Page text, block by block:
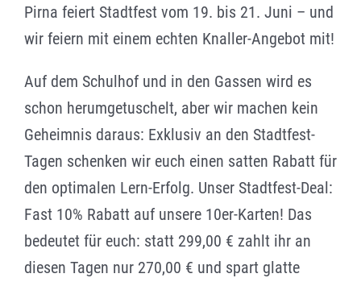
Pirna feiert Stadtfest vom 19. bis 21. Juni – und
wir feiern mit einem echten Knaller-Angebot mit!
Auf dem Schulhof und in den Gassen wird es
schon herumgetuschelt, aber wir machen kein
Geheimnis daraus: Exklusiv an den Stadtfest-
Tagen schenken wir euch einen satten Rabatt für
den optimalen Lern-Erfolg. Unser Stadtfest-Deal:
Fast 10% Rabatt auf unsere 10er-Karten! Das
bedeutet für euch: statt 299,00 € zahlt ihr an
diesen Tagen nur 270,00 € und spart glatte